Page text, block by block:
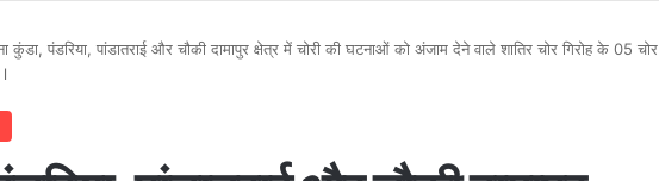
कुंडा, पंडरिया, पांडातराई और चौकी दामापुर क्षेत्र में चोरी की घटनाओं को अंजाम देने वाले शातिर चोर गिरोह के 05 चोर
l